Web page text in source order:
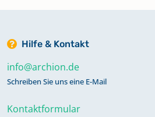
Hilfe & Kontakt
info@archion.de
Schreiben Sie uns eine E-Mail
Kontaktformular